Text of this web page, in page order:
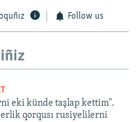
Follow us
eki künde taşlap kettim".
qorqusı rusiyelilerni